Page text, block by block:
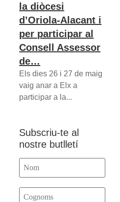
la diòcesi
d’Oriola-Alacant i
per participar al
Consell Assessor
de…
Els dies 26 i 27 de maig
vaig anar a Elx a
participar a la...
Subscriu-te al
nostre butlletí